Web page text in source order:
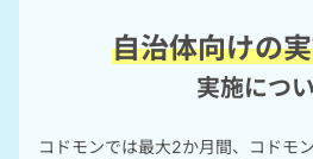
自治体向けの
実施につ
コドモンでは最大2か月間、コドモ